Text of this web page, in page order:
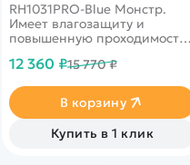
RH1031PRO-Blue Монстр.
Имеет влагозащиту и
повышенную проходимость.
масштаб 1:10
12 360 ₽15 770 ₽
В корзину
Купить в 1 клик